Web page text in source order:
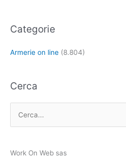
Categorie
Armerie on line (8.804)
Cerca
Work On Web sas